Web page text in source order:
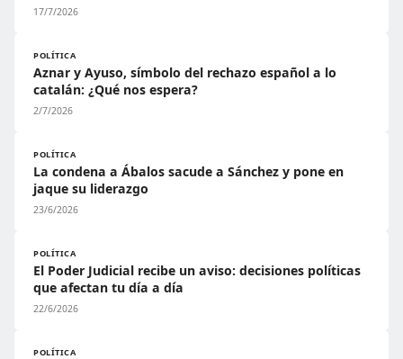
17/7/2026
POLÍTICA
Aznar y Ayuso, símbolo del rechazo español a lo
catalán: ¿Qué nos espera?
2/7/2026
POLÍTICA
La condena a Ábalos sacude a Sánchez y pone en
jaque su liderazgo
23/6/2026
POLÍTICA
El Poder Judicial recibe un aviso: decisiones políticas
que afectan tu día a día
22/6/2026
POLÍTICA